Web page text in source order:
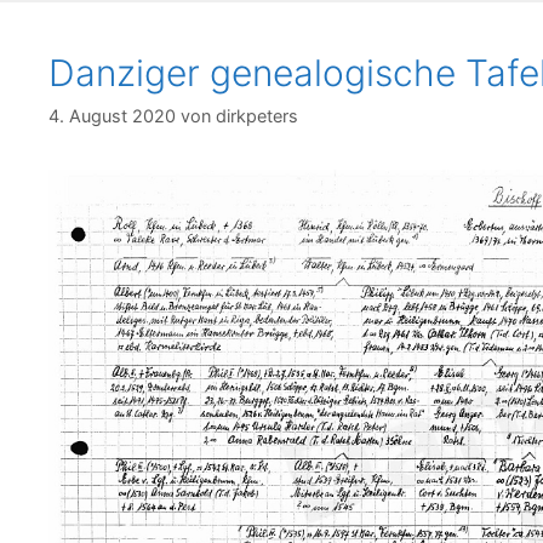
Danziger genealogische
4. August 2020 von dirkpeters